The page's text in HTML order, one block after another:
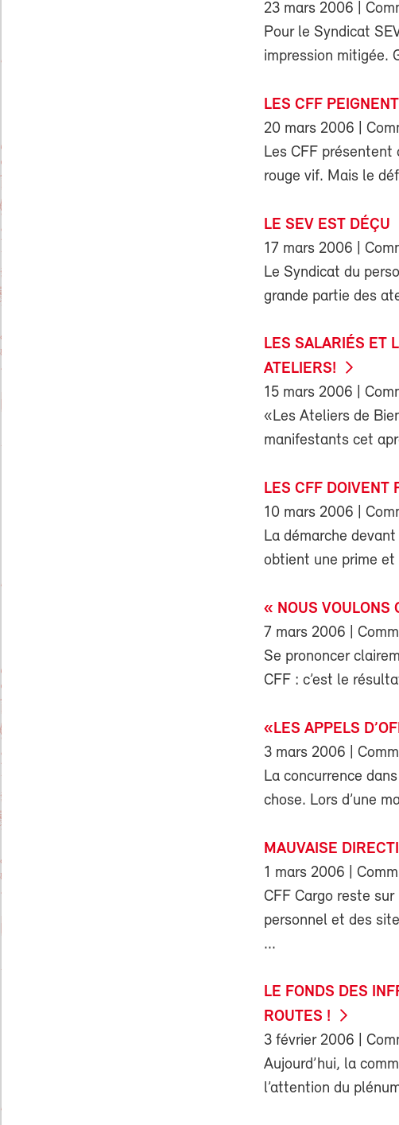
23 mars 2006 |
Pour le Syndicat
impression mitigée.
LES CFF
20 mars 2006 |
Les CFF présentent
rouge vif. Mais le
LE SEV EST DÉÇU
17 mars 2006 |
Le Syndicat du
grande partie des
LES SALARIÉS ET
ATELIERS!
15 mars 2006 |
«Les Ateliers de
manifestants cet
LES CFF DOIVENT
10 mars 2006 |
La démarche
obtient une prime et
« NOUS VOULONS
7 mars 2006 |
Se prononcer
CFF : c’est le
«LES APPELS
3 mars 2006 |
La concurrence
chose. Lors d’une
MAUVAISE
1 mars 2006 |
CFF Cargo reste
personnel et des
...
LE FONDS DES
ROUTES !
3 février 2006 |
Aujourd’hui, la
l’attention du